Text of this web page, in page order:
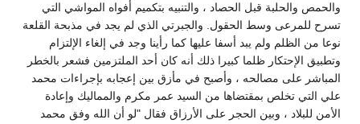
والحمص والحلبة قبل الحصاد ، والتنبيه بتكميم أفواه المواشي التي
تسرح للمرعى وسط الحقول. والجبرتي الذي لم يجد في مذبحة القلعة
نوعا من الظلم ولم يبد أسفا عليها كما رأينا وجد في إلغاء الإلتزام
وتطبيق الإحتكار ظلما كبيرا ذلك أنه كان أحد الملتزمين فشعر بالخطر
المباشر على مصالحه ، وأصبح في مأزق بين إعجابه بإجراءات محمد
علي التي تخلص بمقتضاها من السيد عمر مكرم والمماليك وإعادة
الأمن للبلاد ، وبين الحجر على الأرزاق فقال "لو أن الله وفق محمد